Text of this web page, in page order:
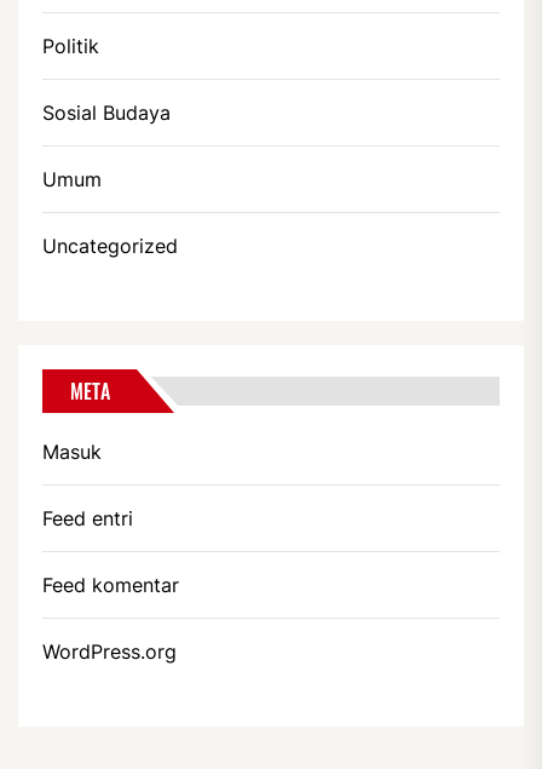
Politik
Sosial Budaya
Umum
Uncategorized
META
Masuk
Feed entri
Feed komentar
WordPress.org